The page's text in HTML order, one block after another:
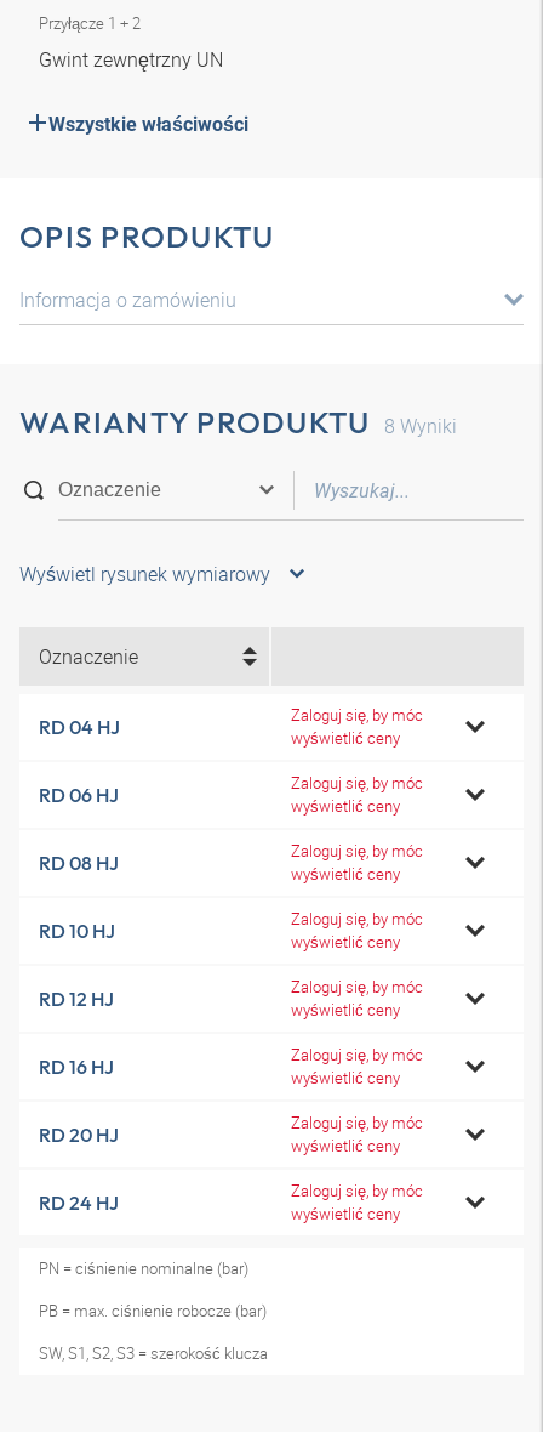
Przyłącze 1 + 2
Gwint zewnętrzny UN
Wszystkie właściwości
OPIS PRODUKTU
Informacja o zamówieniu
WARIANTY PRODUKTU 8 Wyniki
Wyświetl rysunek wymiarowy
Oznaczenie
RD 04 HJ
Zaloguj się, by móc
wyświetlić ceny
RD 06 HJ
Zaloguj się, by móc
wyświetlić ceny
RD 08 HJ
Zaloguj się, by móc
wyświetlić ceny
RD 10 HJ
Zaloguj się, by móc
wyświetlić ceny
RD 12 HJ
Zaloguj się, by móc
wyświetlić ceny
RD 16 HJ
Zaloguj się, by móc
wyświetlić ceny
RD 20 HJ
Zaloguj się, by móc
wyświetlić ceny
RD 24 HJ
Zaloguj się, by móc
wyświetlić ceny
PN = ciśnienie nominalne (bar)
PB = max. ciśnienie robocze (bar)
SW, S1, S2, S3 = szerokość klucza